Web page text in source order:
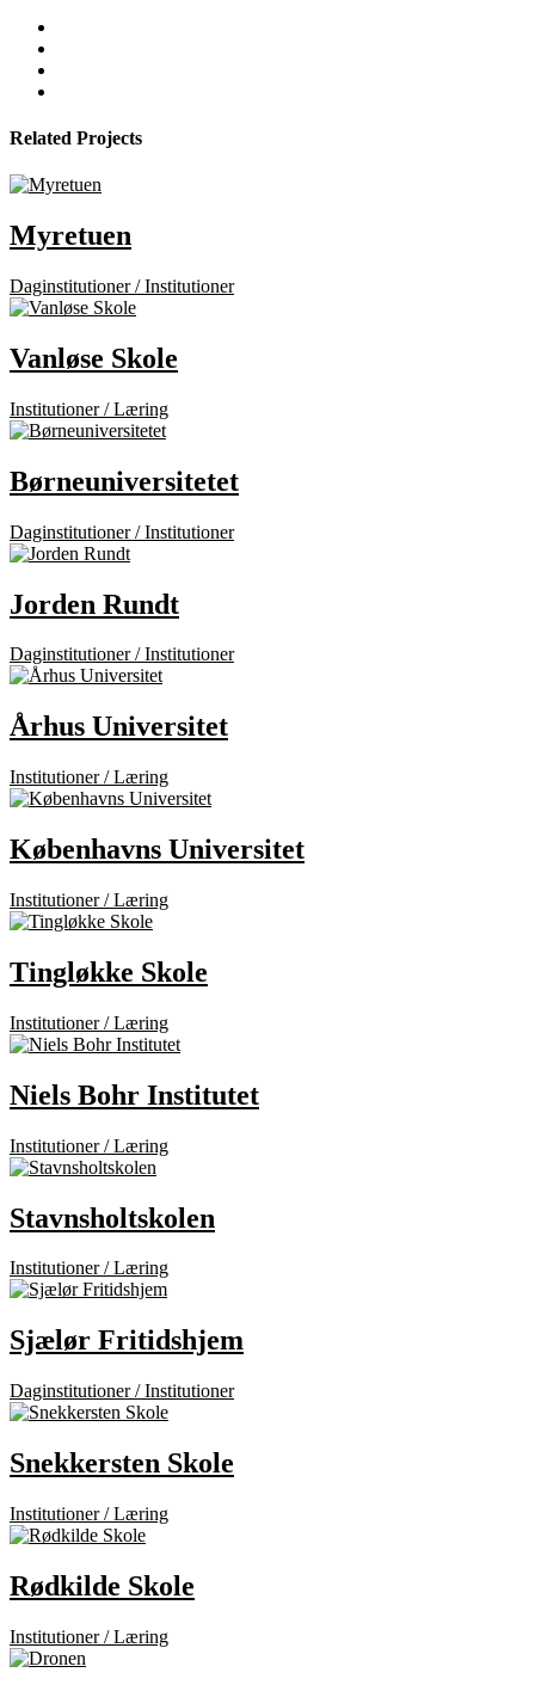
Related Projects
Myretuen
Daginstitutioner / Institutioner
Vanløse Skole
Institutioner / Læring
Børneuniversitetet
Daginstitutioner / Institutioner
Jorden Rundt
Daginstitutioner / Institutioner
Århus Universitet
Institutioner / Læring
Københavns Universitet
Institutioner / Læring
Tingløkke Skole
Institutioner / Læring
Niels Bohr Institutet
Institutioner / Læring
Stavnsholtskolen
Institutioner / Læring
Sjælør Fritidshjem
Daginstitutioner / Institutioner
Snekkersten Skole
Institutioner / Læring
Rødkilde Skole
Institutioner / Læring